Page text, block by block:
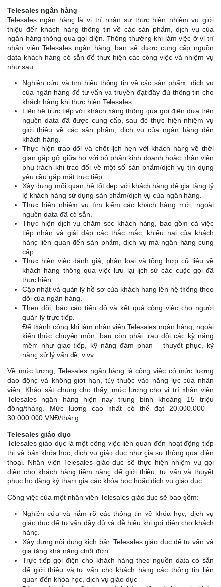
Telesales ngân hàng
Telesales ngân hàng là vị trí nhân sự thực hiện nhiệm vụ giới
thiệu đến khách hàng thông tin về các sản phẩm, dịch vụ của
ngân hàng thông qua gọi điện. Thông thường khi làm việc ở vị trí
nhân viên Telesales ngân hàng, bạn sẽ được cung cấp nguồn
data khách hàng có sẵn để thực hiện các công việc và nhiệm vụ
như sau:
Nghiên cứu và tìm hiểu thông tin về các sản phẩm, dịch vụ
của ngân hàng để tư vấn và truyền đạt đầy đủ thông tin cho
khách hàng khi thực hiện Telesales.
Liên hệ trực tiếp với khách hàng thông qua gọi điện dựa trên
nguồn data đã được cung cấp, sau đó thực hiện nhiệm vụ
giới thiệu về các sản phẩm, dịch vụ của ngân hàng đến
khách hàng.
Thực hiện trao đổi và chốt lịch hẹn với khách hàng về thời
gian gặp gỡ giữa họ với bộ phận kinh doanh hoặc nhân viên
phụ trách khi trao đổi về một số sản phẩm/dịch vụ tín dụng
yêu cầu gặp mặt trực tiếp.
Xây dựng mối quan hệ tốt đẹp với khách hàng để gia tăng tỷ
lệ khách hàng sử dụng sản phẩm/dịch vụ của ngân hàng.
Thực hiện nhiệm vụ tìm kiếm các khách hàng mới, ngoài
nguồn data đã có sẵn.
Thực hiện dịch vụ chăm sóc khách hàng, bao gồm cả việc
tiếp nhận và giải đáp các thắc mắc, khiếu nại của khách
hàng liên quan đến sản phẩm, dịch vụ mà ngân hàng cung
cấp.
Thực hiện việc đánh giá, phân loại và tổng hợp dữ liệu về
khách hàng thông qua việc lưu lại lịch sử các cuộc gọi đã
thực hiện.
Cập nhật và quản lý hồ sơ của khách hàng lên hệ thống theo
dõi của ngân hàng.
Theo dõi, báo cáo tiến độ và kết quả công việc cho người
quản lý trực tiếp.
Để thành công khi làm nhân viên Telesales ngân hàng, ngoài
kiến thức chuyên môn, bạn còn phải trau dồi các kỹ năng
mềm như giao tiếp, kỹ năng đàm phán – thuyết phục, kỹ
năng xử lý vấn đề, v.vv…
Về mức lương, Telesales ngân hàng là công việc có mức lương
dao động và không giới hạn, tùy thuộc vào năng lực của nhân
viên. Khảo sát chung cho thấy, mức lương cho vị trí nhân viên
Telesales ngân hàng hiện nay trung bình khoảng 15 triệu
đồng/tháng. Mức lương cao nhất có thể đạt 20.000.000 –
30.000.000 VNĐ/tháng.
Telesales giáo dục
Telesales giáo dục là một công việc liên quan đến hoạt động tiếp
thị và bán khóa học, dịch vụ giáo dục như gia sư thông qua điện
thoại. Nhân viên Telesales giáo dục sẽ thực hiện nhiệm vụ gọi
điện cho khách hàng tiềm năng để giới thiệu, tư vấn và thuyết
phục họ đăng ký tham gia các khóa học hoặc dịch vụ giáo dục.
Công việc của một nhân viên Telesales giáo dục sẽ bao gồm:
Nghiên cứu và nắm rõ các thông tin về khóa học, dịch vụ
giáo dục để tư vấn đầy đủ và dễ hiểu khi gọi điện cho khách
hàng.
Xây dựng nội dung kịch bản Telesales giáo dục để tư vấn và
gia tăng khả năng chốt đơn.
Trực tiếp gọi điện cho khách hàng theo nguồn data có sẵn
để giới thiệu và tư vấn cho khách hàng các thông tin liên
quan đến khóa học, dịch vụ giáo dục